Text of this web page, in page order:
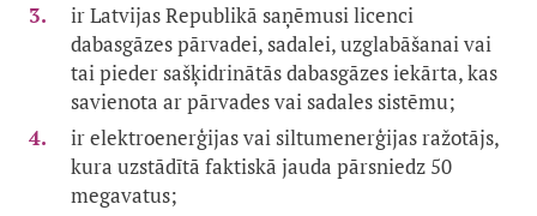
ir Latvijas Republikā saņēmusi licenci
dabasgāzes pārvadei, sadalei, uzglabāšanai vai
tai pieder sašķidrinātās dabasgāzes iekārta, kas
savienota ar pārvades vai sadales sistēmu;
ir elektroenerģijas vai siltumenerģijas ražotājs,
kura uzstādītā faktiskā jauda pārsniedz 50
megavatus;